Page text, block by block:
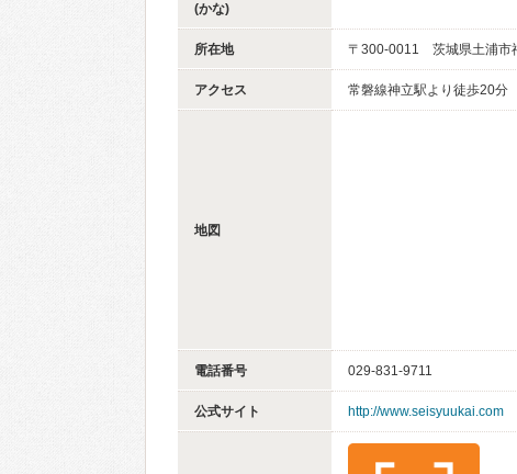
(かな)
所在地 〒300-0011 茨城県土浦市
アクセス 常磐線神立駅より徒歩20分
地図
電話番号 029-831-9711
公式サイト http://www.seisyuukai.com